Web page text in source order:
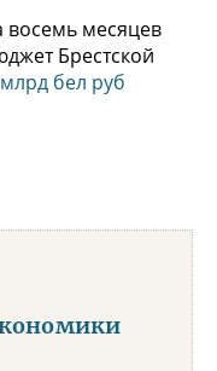
восемь месяцев
Брестской
бел руб